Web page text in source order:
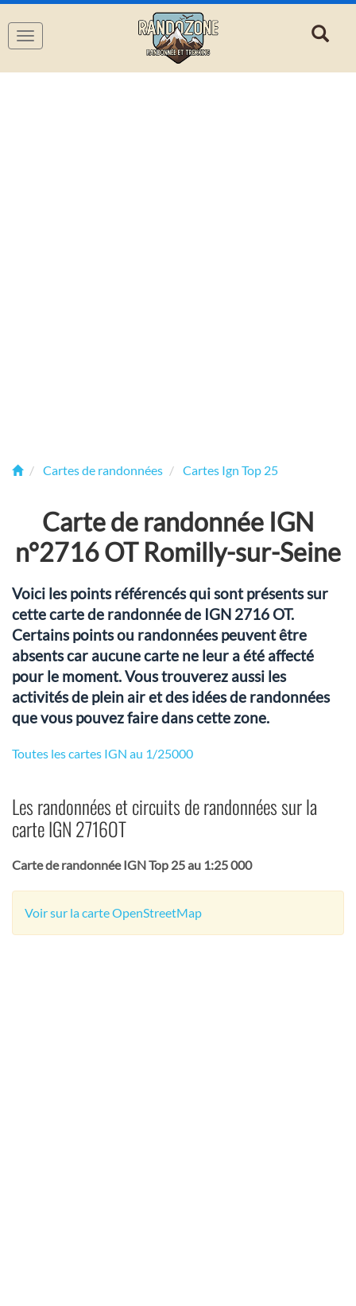
Navigation
Cartes de randonnées Cartes Ign Top 25
Carte de randonnée IGN
n°2716 OT Romilly-sur-Seine
Voici les points référencés qui sont présents sur
cette carte de randonnée de IGN 2716 OT.
Certains points ou randonnées peuvent être
absents car aucune carte ne leur a été affecté
pour le moment. Vous trouverez aussi les
activités de plein air et des idées de randonnées
que vous pouvez faire dans cette zone.
Toutes les cartes IGN au 1/25000
Les randonnées et circuits de randonnées sur la
carte IGN 2716OT
Carte de randonnée IGN Top 25 au 1:25 000
Voir sur la carte OpenStreetMap